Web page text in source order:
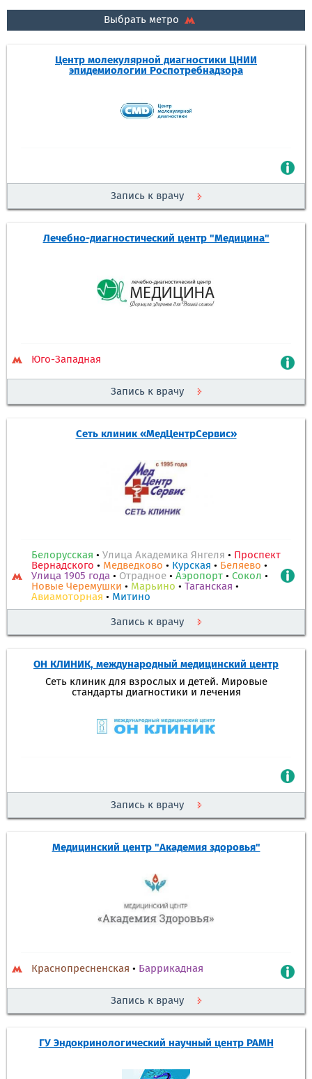
Выбрать метро
Центр молекулярной диагностики ЦНИИ
эпидемиологии Роспотребнадзора
Запись к врачу
Лечебно-диагностический центр "Медицина"
Юго-Западная
Запись к врачу
Сеть клиник «МедЦентрСервис»
Белорусская • Улица Академика Янгеля • Проспект
Вернадского • Медведково • Курская • Беляево •
Улица 1905 года • Отрадное • Аэропорт • Сокол •
Новые Черемушки • Марьино • Таганская •
Авиамоторная • Митино
Запись к врачу
ОН КЛИНИК, международный медицинский центр
Сеть клиник для взрослых и детей. Мировые
стандарты диагностики и лечения
Запись к врачу
Медицинский центр "Академия здоровья"
Краснопресненская • Баррикадная
Запись к врачу
ГУ Эндокринологический научный центр РАМН